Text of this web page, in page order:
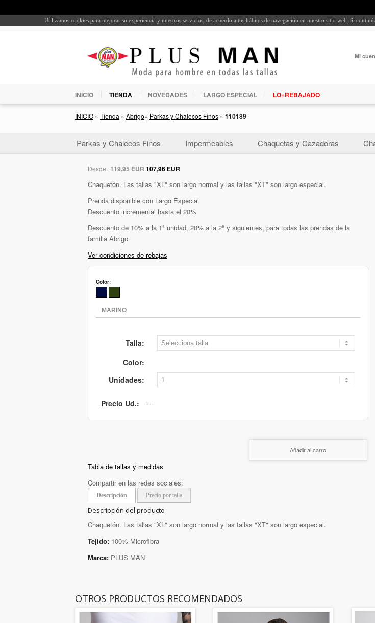
Utilizamos cookies para mejorar su experiencia y nuestros servicios, de acuerdo a tus hábitos de navegación en nuestro sitio web. Si
Mi
INICIO TIENDA NOVEDADES LARGO ESPECIAL LO+REBAJADO
INICIO » Tienda » Abrigo» Parkas y Chalecos Finos » 110189
Parkas y Chalecos Finos Impermeables Chaquetas y Cazadoras
Desde: 119,95 EUR107,96 EUR
Chaquetón. Las tallas "XL" son largo normal y las tallas "XT" son largo especial.
Prenda disponible con Largo Especial
Descuento incremental hasta el 20%
Descuento de 10% a la 1ª unidad, 20% a la 2ª y siguientes, para todas las prendas de la
familia Abrigo.
Ver condiciones de rebajas
Color:
Talla:
Color:
Unidades:
Precio Ud.:
Añadir al carro
Tabla de tallas y medidas
Compartir en las redes sociales:
Descripción Precio por talla
Descripción del producto
Chaquetón. Las tallas "XL" son largo normal y las tallas "XT" son largo especial.
Tejido: 100% Microfibra
Marca: PLUS MAN
OTROS PRODUCTOS RECOMENDADOS